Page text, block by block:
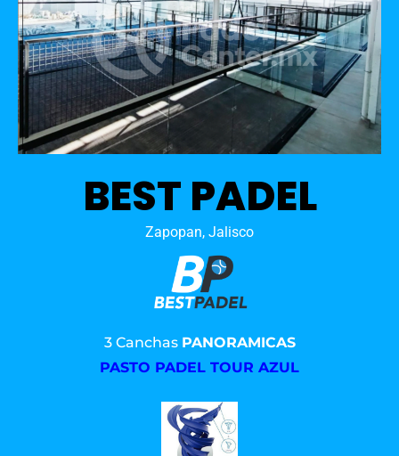
BEST PADEL
Zapopan, Jalisco
3 Canchas PANORAMICAS
PASTO PADEL TOUR AZUL